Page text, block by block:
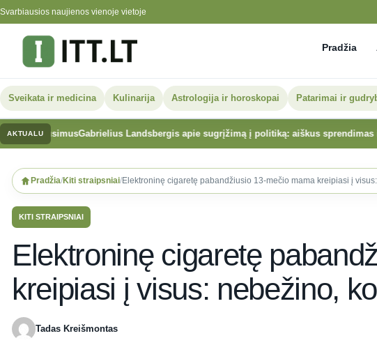
Svarbiausios naujienos vienoje vietoje
Pradžia
Sveikata ir medicina Kulinarija Astrologija ir horoskopai Patarimai ir
AKTUALUGabrielius Landsbergis apie sugrįžimą į politiką: aiškus sprendimas ir
content
Pradžia/Kiti straipsniai/Elektroninę cigaretę pabandžiusio 13-mečio mama kreipiasi į
KITI STRAIPSNIAI
Elektroninę cigaretę
kreipiasi į visus: nebežino,
Tadas Kreišmontas